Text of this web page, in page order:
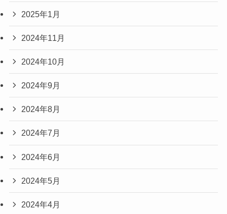
2025年1月
2024年11月
2024年10月
2024年9月
2024年8月
2024年7月
2024年6月
2024年5月
2024年4月